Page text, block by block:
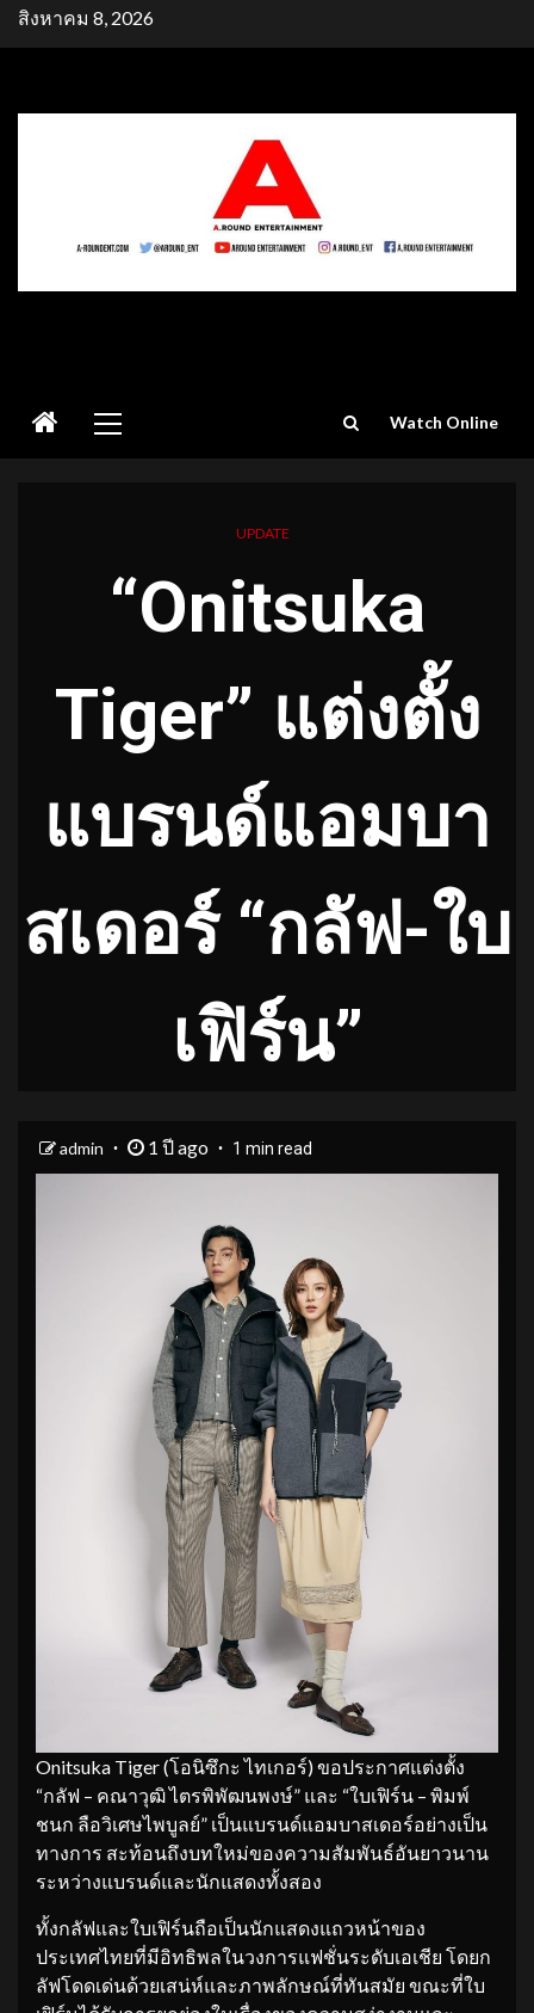
Skipสิงหาคม 8, 2026
Menu
Watch Online
UPDATE
“Onitsuka
Tiger” แต่งตั้ง
แบรนด์แอมบา
สเดอร์ “กลัฟ-ใบ
เฟิร์น”
admin 1 ปี ago 1 min read
Onitsuka Tiger (โอนิซึกะ ไทเกอร์) ขอประกาศแต่งตั้ง
“กลัฟ – คณาวุฒิ ไตรพิพัฒนพงษ์” และ “ใบเฟิร์น – พิมพ์
ชนก ลือวิเศษไพบูลย์” เป็นแบรนด์แอมบาสเดอร์อย่างเป็น
ทางการ สะท้อนถึงบทใหม่ของความสัมพันธ์อันยาวนาน
ระหว่างแบรนด์และนักแสดงทั้งสอง
ทั้งกลัฟและใบเฟิร์นถือเป็นนักแสดงแถวหน้าของ
ประเทศไทยที่มีอิทธิพลในวงการแฟชั่นระดับเอเชีย โดยก
ลัฟโดดเด่นด้วยเสน่ห์และภาพลักษณ์ที่ทันสมัย ขณะที่ใบ